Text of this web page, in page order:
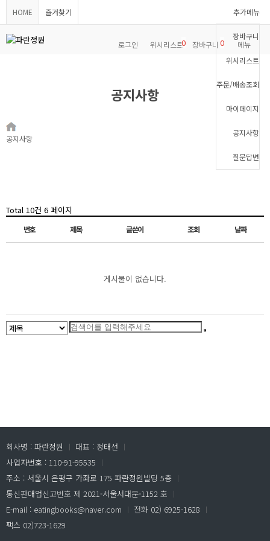
HOME 즐겨찾기 추가메뉴
장바구니
위시리스트
주문/배송조회
마이페이지
공지사항
질문답변
로그인 위시리스트0 장바구니 0 메뉴
공지사항
공지사항
Total 10건 6 페이지
번호 제목 글쓴이 조회 날짜
게시물이 없습니다.
회사명 : 파란정원 ㅣ 대표 : 정태선 ㅣ
사업자번호 : 110-91-95535 ㅣ
주소 : 서울시 은평구 가좌로 175 파란정원빌딩 5층 ㅣ
통신판매업신고번호 제 2021-서울서대문-1152 호 ㅣ
E-mail : eatingbooks@naver.com ㅣ 전화 02) 6925-1628 ㅣ
팩스 02)723-1629